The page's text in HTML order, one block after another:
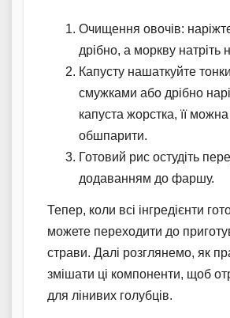
Очищення овочів:
дрібно, а моркву натріть
Капусту нашаткуйте
смужками або дрібно
капуста жорстка, її
обшпарити.
Готовий рис остудіть
додаванням до фаршу.
Тепер, коли всі інгредієнти
можете переходити до
страви. Далі розглянемо, як
змішати ці компоненти, щоб
для лінивих голубців.